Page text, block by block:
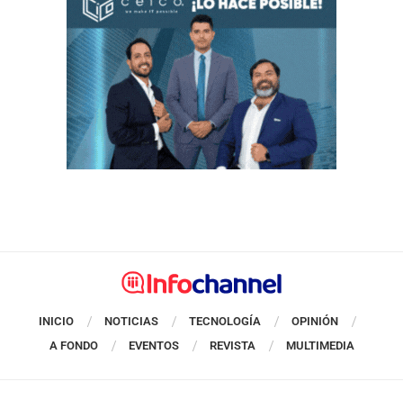
INICIO NOTICIAS TECNOLOGÍA
OPINIÓN
A FONDO
EVENTOS REVISTA MULTIMEDIA